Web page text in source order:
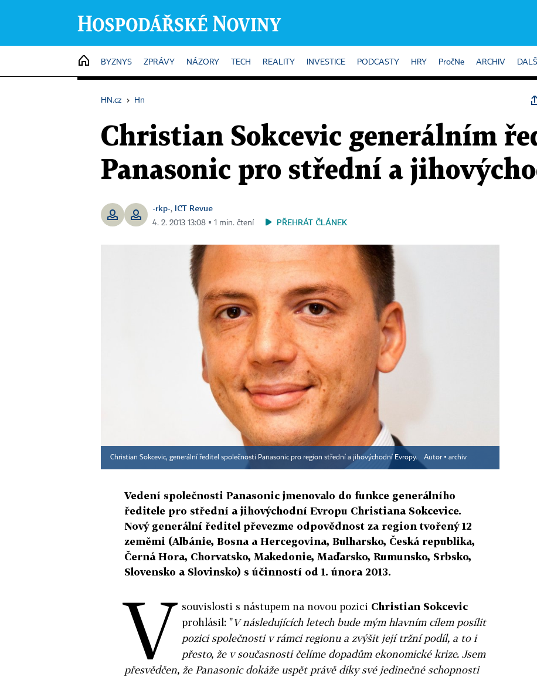
HOME
BYZNYS ZPRÁVY NÁZORY TECH REALITY INVESTICE PODCASTY HRY PročNe ARCHIV DALŠÍ
HN.cz › Hn
Christian Sokcevic generálním
Panasonic pro střední a
-rkp-, ICT Revue
4. 2. 2013 13:08 ▪ 1 min. čtení PŘEHRÁT ČLÁNEK
Christian Sokcevic, generální ředitel společnosti Panasonic pro region střední a jihovýchodní Evropy. Autor ▪ archiv
Vedení společnosti Panasonic jmenovalo do funkce generálního
ředitele pro střední a jihovýchodní Evropu Christiana Sokcevice.
Nový generální ředitel převezme odpovědnost za region tvořený 12
zeměmi (Albánie, Bosna a Hercegovina, Bulharsko, Česká republika,
Černá Hora, Chorvatsko, Makedonie, Maďarsko, Rumunsko, Srbsko,
Slovensko a Slovinsko) s účinností od 1. února 2013.
V souvislosti s nástupem na novou pozici Christian Sokcevic
prohlásil: "V následujících letech bude mým hlavním cílem posílit
pozici společnosti v rámci regionu a zvýšit její tržní podíl, a to i
přesto, že v současnosti čelíme dopadům ekonomické krize. Jsem
přesvědčen, že Panasonic dokáže uspět právě díky své jedinečné schopnosti